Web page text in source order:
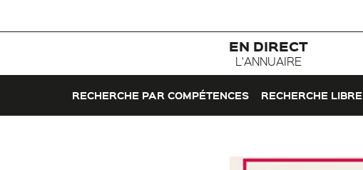
EN DIRECT
L'ANNUAIRE
RECHERCHE PAR COMPÉTENCES RECHERCHE LIBRE